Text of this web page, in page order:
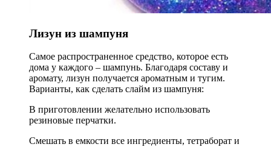
Лизун из шампуня
Самое распространенное средство, которое есть
дома у каждого – шампунь. Благодаря составу и
аромату, лизун получается ароматным и тугим.
Варианты, как сделать слайм из шампуня:
В приготовлении желательно использовать
резиновые перчатки.
Смешать в емкости все ингредиенты, тетраборат и